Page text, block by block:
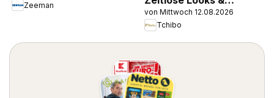
Zeeman
Kreative Helfer
von Mittwoch 12.08.2026
Tchibo